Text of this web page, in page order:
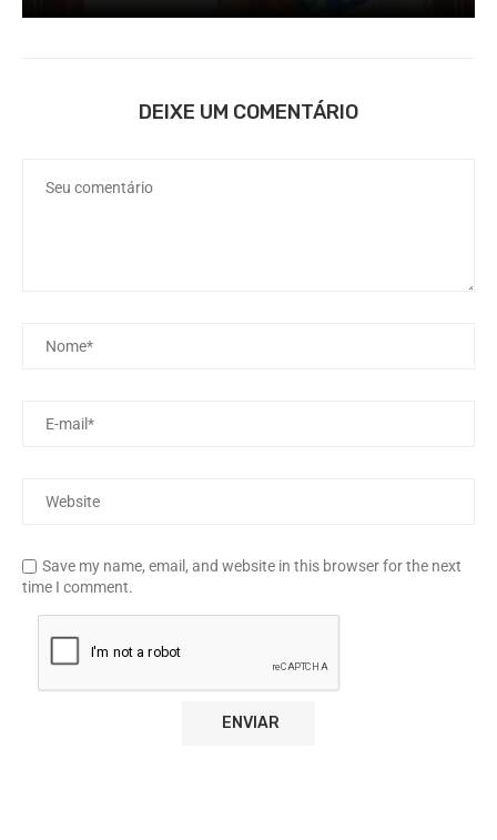
DEIXE UM COMENTÁRIO
Save my name, email, and website in this browser for the next
time I comment.